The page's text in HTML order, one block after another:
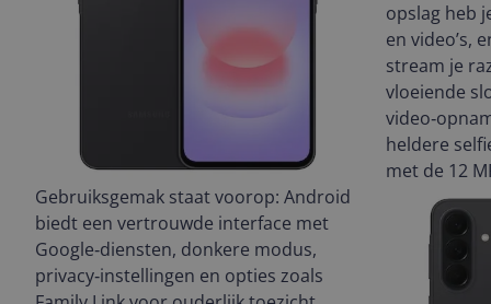
opslag heb
en video’s,
stream je
vloeiende
heldere
met de 12
Gebruiksgemak staat voorop: Android
biedt een vertrouwde interface met
Google‑diensten, donkere modus,
privacy‑instellingen en opties zoals